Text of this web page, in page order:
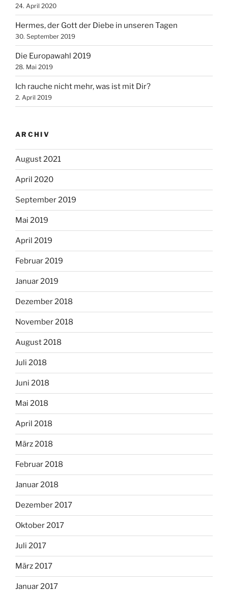
24. April 2020
Hermes, der Gott der Diebe in unseren Tagen
30. September 2019
Die Europawahl 2019
28. Mai 2019
Ich rauche nicht mehr, was ist mit Dir?
2. April 2019
ARCHIV
August 2021
April 2020
September 2019
Mai 2019
April 2019
Februar 2019
Januar 2019
Dezember 2018
November 2018
August 2018
Juli 2018
Juni 2018
Mai 2018
April 2018
März 2018
Februar 2018
Januar 2018
Dezember 2017
Oktober 2017
Juli 2017
März 2017
Januar 2017